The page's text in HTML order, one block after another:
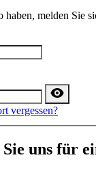
haben, melden Sie
vergessen?
Sie uns für